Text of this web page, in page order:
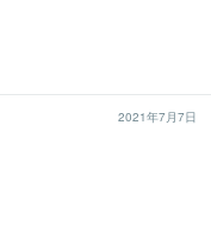
2021年7月7日